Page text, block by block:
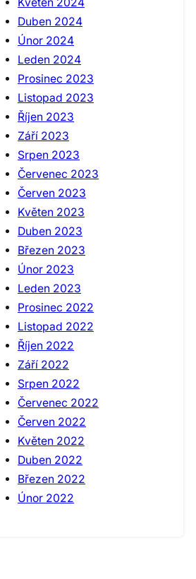
Duben 2024
Únor 2024
Leden 2024
Prosinec 2023
Listopad 2023
Říjen 2023
Září 2023
Srpen 2023
Červenec 2023
Červen 2023
Květen 2023
Duben 2023
Březen 2023
Únor 2023
Leden 2023
Prosinec 2022
Listopad 2022
Říjen 2022
Září 2022
Srpen 2022
Červenec 2022
Červen 2022
Květen 2022
Duben 2022
Březen 2022
Únor 2022